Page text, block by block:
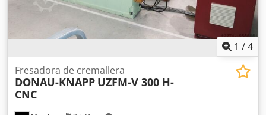
Documentación
1 /4
Fresadora de cremallera
DONAU-KNAPP UZFM-V 300 H-
CNC